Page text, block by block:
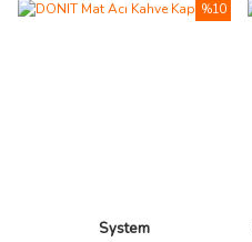
System
%10